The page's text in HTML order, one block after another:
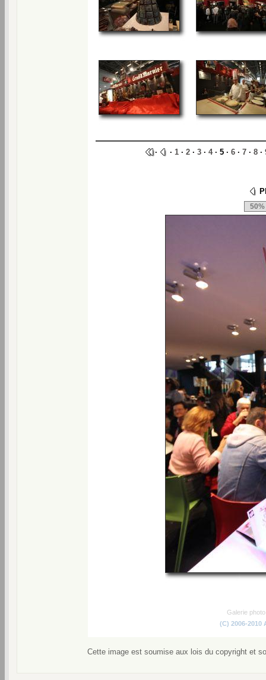
· · 1· 2· 3· 4· 5 · 6· 7· 8·
Galerie
(C) 2006-2010
Cette image est soumise aux lois du copyright et